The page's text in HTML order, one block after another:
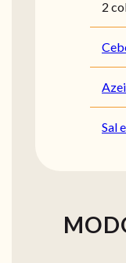
2
Sal